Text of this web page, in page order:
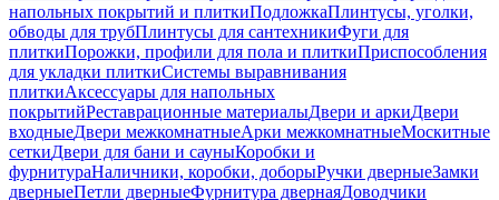
напольных покрытий и плиткиПодложкаПлинтусы, уголки,
обводы для трубПлинтусы для сантехникиФуги для
плиткиПорожки, профили для пола и плиткиПриспособления
для укладки плиткиСистемы выравнивания
плиткиАксессуары для напольных
покрытийРеставрационные материалыДвери и аркиДвери
входныеДвери межкомнатныеАрки межкомнатныеМоскитные
сеткиДвери для бани и сауныКоробки и
фурнитураНаличники, коробки, доборыРучки дверныеЗамки
дверныеПетли дверныеФурнитура двернаяДоводчики